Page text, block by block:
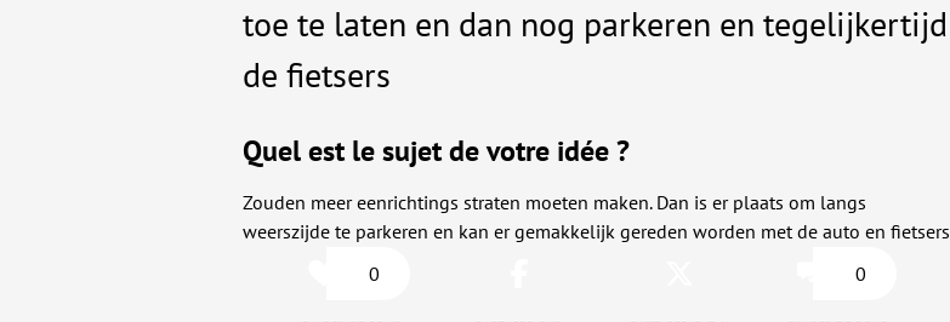
toe te laten en dan nog parkeren en tegelijkertijd
de fietsers
Quel est le sujet de votre idée ?
Zouden meer eenrichtings straten moeten maken. Dan is er plaats om langs
weerszijde te parkeren en kan er gemakkelijk gereden worden met de auto en fietsers
0
0